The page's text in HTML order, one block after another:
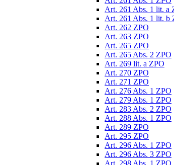
Art. 261 Abs. 1 lit. a
Art. 261 Abs. 1 lit. b
Art. 262 ZPO
Art. 263 ZPO
Art. 265 ZPO
Art. 265 Abs. 2 ZPO
Art. 269 lit. a ZPO
Art. 270 ZPO
Art. 271 ZPO
Art. 276 Abs. 1 ZPO
Art. 279 Abs. 1 ZPO
Art. 283 Abs. 2 ZPO
Art. 288 Abs. 1 ZPO
Art. 289 ZPO
Art. 295 ZPO
Art. 296 Abs. 1 ZPO
Art. 296 Abs. 3 ZPO
Art. 298 Abs. 1 ZPO